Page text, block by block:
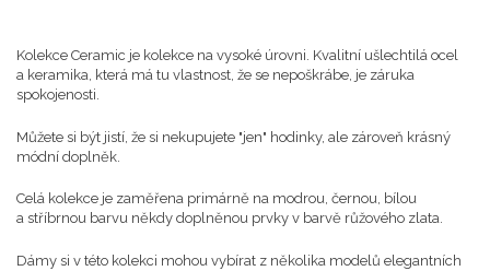
Kolekce Ceramic je kolekce na vysoké úrovni. Kvalitní ušlechtilá ocel
a keramika, která má tu vlastnost, že se nepoškrábe, je záruka
spokojenosti.
Můžete si být jistí, že si nekupujete "jen" hodinky, ale zároveň krásný
módní doplněk.
Celá kolekce je zaměřena primárně na modrou, černou, bílou
a stříbrnou barvu někdy doplněnou prvky v barvě růžového zlata.
Dámy si v této kolekci mohou vybírat z několika modelů elegantních